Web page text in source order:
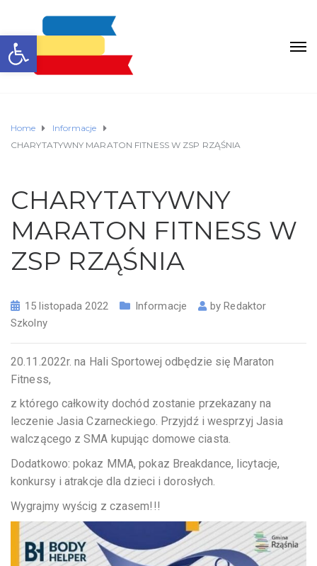
Otwórz pasek narzędzi
Home
Informacje
CHARYTATYWNY MARATON FITNESS W ZSP RZĄŚNIA
CHARYTATYWNY
MARATON FITNESS W
ZSP RZĄŚNIA
15 listopada 2022 Informacje byRedaktor
Szkolny
20.11.2022r. na Hali Sportowej odbędzie się Maraton
Fitness,
z którego całkowity dochód zostanie przekazany na
leczenie Jasia Czarneckiego. Przyjdź i wesprzyj Jasia
walczącego z SMA kupując domowe ciasta.
Dodatkowo: pokaz MMA, pokaz Breakdance, licytacje,
konkursy i atrakcje dla dzieci i dorosłych.
Wygrajmy wyścig z czasem!!!